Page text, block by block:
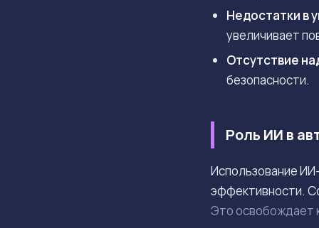
Недостатки в
увеличивает
Отсутствие
безопасности.
Роль ИИ в
Использование
эффективности.
Это освобождает